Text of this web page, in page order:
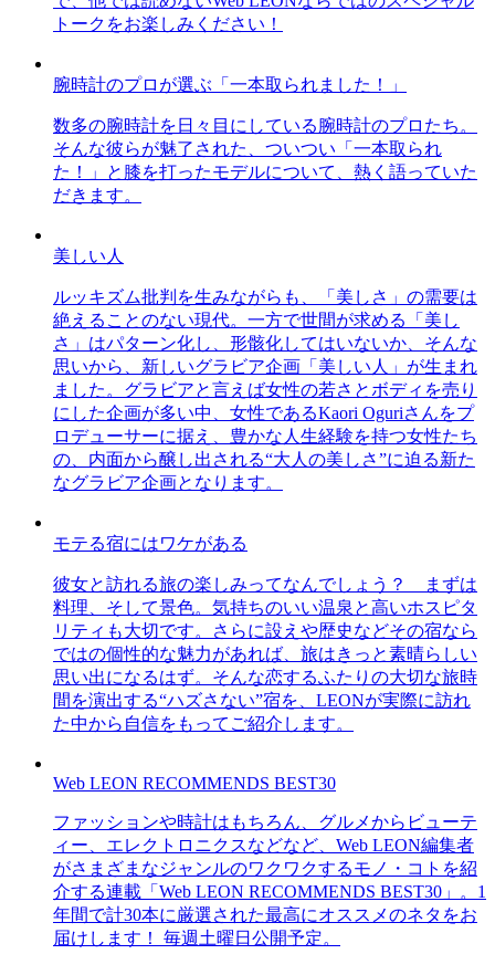
トークをお楽しみください！
腕時計のプロが選ぶ「一本取られました！」
数多の腕時計を日々目にしている腕時計のプロたち。
そんな彼らが魅了された、ついつい「一本取られ
た！」と膝を打ったモデルについて、熱く語っていた
だきます。
美しい人
ルッキズム批判を生みながらも、「美しさ」の需要は
絶えることのない現代。一方で世間が求める「美し
さ」はパターン化し、形骸化してはいないか、そんな
思いから、新しいグラビア企画「美しい人」が生まれ
ました。グラビアと言えば女性の若さとボディを売り
にした企画が多い中、女性であるKaori Oguriさんをプ
ロデューサーに据え、豊かな人生経験を持つ女性たち
の、内面から醸し出される“大人の美しさ”に迫る新た
なグラビア企画となります。
モテる宿にはワケがある
彼女と訪れる旅の楽しみってなんでしょう？ まずは
料理、そして景色。気持ちのいい温泉と高いホスピタ
リティも大切です。さらに設えや歴史などその宿なら
ではの個性的な魅力があれば、旅はきっと素晴らしい
思い出になるはず。そんな恋するふたりの大切な旅時
間を演出する“ハズさない”宿を、LEONが実際に訪れ
た中から自信をもってご紹介します。
Web LEON RECOMMENDS BEST30
ファッションや時計はもちろん、グルメからビューテ
ィー、エレクトロニクスなどなど、Web LEON編集者
がさまざまなジャンルのワクワクするモノ・コトを紹
介する連載「Web LEON RECOMMENDS BEST30」。1
年間で計30本に厳選された最高にオススメのネタをお
届けします！ 毎週土曜日公開予定。